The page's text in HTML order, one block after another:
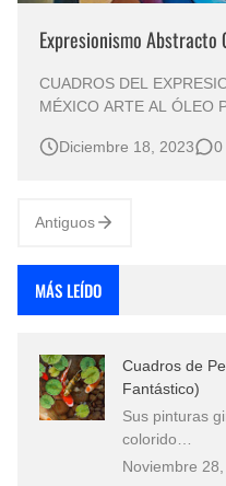
Expresionismo Abstracto
CUADROS DEL
MÉXICO ARTE AL ÓLEO Pintura Abstracta Pintada al Óleo
México) Arte, Color y Abstracción en la Pintura al Óleo
Diciembre 18, 2023 0
Antiguos
MÁS LEÍDO
Cuadros de
Fantástico)
Sus pinturas
colorido…
Noviembre